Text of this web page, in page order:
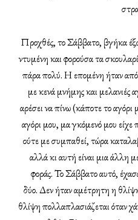
Προχθές, το Σάββατο, βγήκα
ντυμένη και φορούσα τα
πάρα πολύ. Η επομένη ήταν από
με κενά μνήμης και μελανιές
αρέσει να πίνω (κάποτε το
αγόρι μου, μα γκόμενό μου είχε
ούτε με συμπαθεί, τώρα
αλλά κι αυτή είναι μια άλλη
φοράς. Το Σάββατο αυτό,
δύο. Δεν ήταν αμέτρητη η
θλίψη πολλαπλασιάζεται όταν